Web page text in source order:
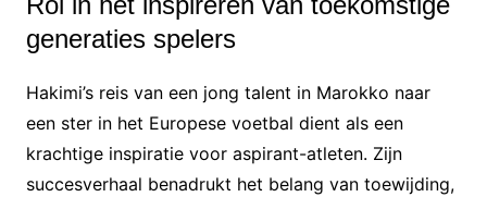
generaties spelers
Hakimi’s reis van een jong talent in Marokko naar
een ster in het Europese voetbal dient als een
krachtige inspiratie voor aspirant-atleten. Zijn
succesverhaal benadrukt het belang van toewijding,